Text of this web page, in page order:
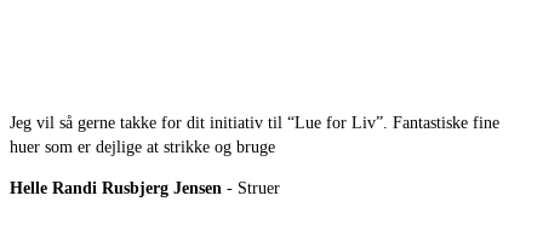
Jeg vil så gerne takke for dit initiativ til “Lue for Liv”. Fantastiske fine
huer som er dejlige at strikke og bruge
Helle Randi Rusbjerg Jensen - Struer